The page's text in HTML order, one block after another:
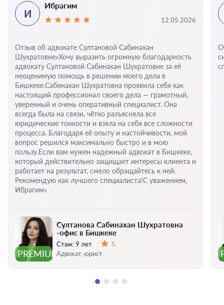
PREMIUM
Султанова Сабинахан Шухратовна
-офис в Бишкеке
Стаж:9 лет
Оценка:
5
Адвокат, юрист
И
Ибрагим
12.05.2026
Отзыв об адвокате Султановой Сабинахан
Шухратовне«Хочу выразить огромную благодарность
адвокату Султановой Сабинахан Шухратовне за её
неоценимую помощь в решении моего дела в
Бишкеке.Сабинахан Шухратовна проявила себя как
настоящий профессионал своего дела — грамотный,
уверенный и очень оперативный специалист. Она
всегда была на связи, чётко разъясняла все
юридические тонкости и взяла на себя все сложности
процесса. Благодаря её опыту и настойчивости, мой
вопрос решился максимально быстро и в мою
пользу.Если вам нужен надежный адвокат в Бишкеке,
который действительно защищает интересы клиента и
работает на результат, смело обращайтесь к ней.
Рекомендую как лучшего специалиста!С уважением,
Ибрагим»